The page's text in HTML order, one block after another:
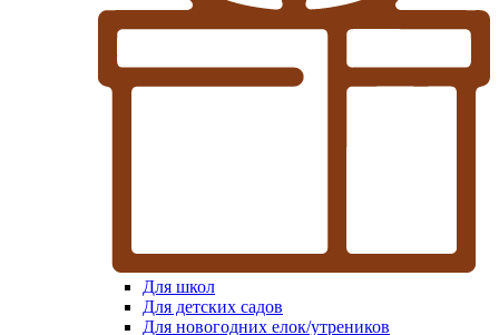
Для школ
Для детских садов
Для новогодних елок/утреников